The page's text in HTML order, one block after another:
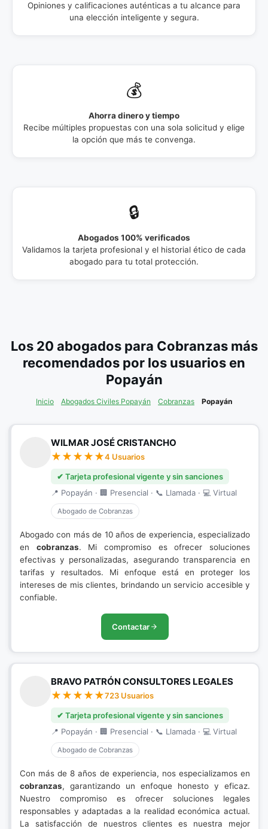
Opiniones y calificaciones auténticas a tu alcance para
una elección inteligente y segura.
💰
Ahorra dinero y tiempo
Recibe múltiples propuestas con una sola solicitud y elige
la opción que más te convenga.
🔒
Abogados 100% verificados
Validamos la tarjeta profesional y el historial ético de cada
abogado para tu total protección.
Los 20 abogados para Cobranzas más
recomendados por los usuarios en
Popayán
Inicio Abogados Civiles Popayán Cobranzas Popayán
WILMAR JOSÉ CRISTANCHO
4 Usuarios
✔ Tarjeta profesional vigente y sin sanciones
📍 Popayán · 🏢 Presencial · 📞 Llamada · 💻 Virtual
Abogado de Cobranzas
Abogado con más de 10 años de experiencia, especializado
en cobranzas. Mi compromiso es ofrecer soluciones
efectivas y personalizadas, asegurando transparencia en
tarifas y resultados. Mi enfoque está en proteger los
intereses de mis clientes, brindando un servicio accesible y
confiable.
Contactar
BRAVO PATRÓN CONSULTORES LEGALES
723 Usuarios
✔ Tarjeta profesional vigente y sin sanciones
📍 Popayán · 🏢 Presencial · 📞 Llamada · 💻 Virtual
Abogado de Cobranzas
Con más de 8 años de experiencia, nos especializamos en
cobranzas, garantizando un enfoque honesto y eficaz.
Nuestro compromiso es ofrecer soluciones legales
responsables y adaptadas a la realidad económica actual.
La satisfacción de nuestros clientes es nuestra mejor